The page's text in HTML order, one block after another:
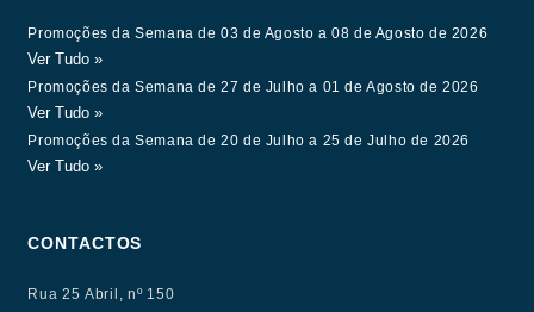
Promoções da Semana de 03 de Agosto a 08 de Agosto de 2026
Ver Tudo »
Promoções da Semana de 27 de Julho a 01 de Agosto de 2026
Ver Tudo »
Promoções da Semana de 20 de Julho a 25 de Julho de 2026
Ver Tudo »
CONTACTOS
Rua 25 Abril, nº 150